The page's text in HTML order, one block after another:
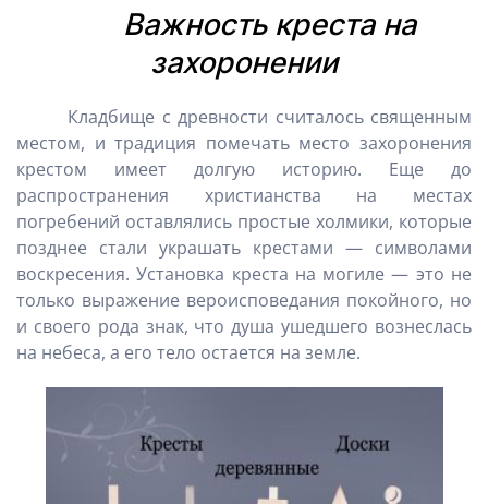
Важность креста на
захоронении
Кладбище с древности считалось священным
местом, и традиция помечать место захоронения
крестом имеет долгую историю. Еще до
распространения христианства на местах
погребений оставлялись простые холмики, которые
позднее стали украшать крестами — символами
воскресения. Установка креста на могиле — это не
только выражение вероисповедания покойного, но
и своего рода знак, что душа ушедшего вознеслась
на небеса, а его тело остается на земле.